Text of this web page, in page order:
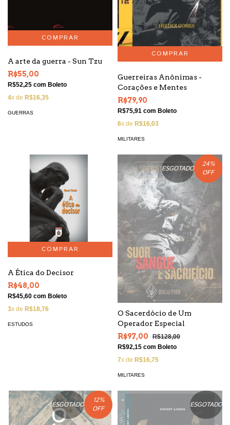
A arte da guerra - Sun Tzu
R$55,00
R$52,25 com Boleto
4x de R$16,35
GUERRAS
Guerreiras Anônimas -
Corações e Mentes
R$79,90
R$75,91 com Boleto
6x de R$16,03
MILITARES
A Ética do Decisor
R$48,00
R$45,60 com Boleto
3x de R$18,76
ESTUDOS
ESGOTADO
24%
OFF
O Sacerdócio de Um
Operador Especial
R$97,00
R$128,00
R$92,15 com Boleto
7x de R$16,75
MILITARES
ESGOTADO
12%
OFF
ESGOTADO